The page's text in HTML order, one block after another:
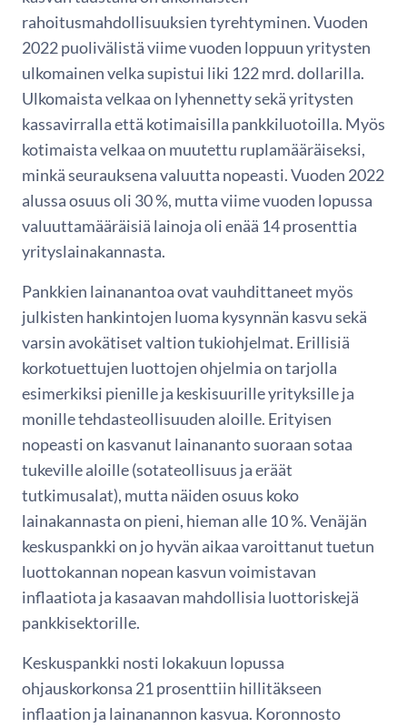
rahoitusmahdollisuuksien tyrehtyminen. Vuoden
2022 puolivälistä viime vuoden loppuun yritysten
ulkomainen velka supistui liki 122 mrd. dollarilla.
Ulkomaista velkaa on lyhennetty sekä yritysten
kassavirralla että kotimaisilla pankkiluotoilla. Myös
kotimaista velkaa on muutettu ruplamääräiseksi,
minkä seurauksena valuutta nopeasti. Vuoden 2022
alussa osuus oli 30 %, mutta viime vuoden lopussa
valuuttamääräisiä lainoja oli enää 14 prosenttia
yrityslainakannasta.
Pankkien lainanantoa ovat vauhdittaneet myös
julkisten hankintojen luoma kysynnän kasvu sekä
varsin avokätiset valtion tukiohjelmat. Erillisiä
korkotuettujen luottojen ohjelmia on tarjolla
esimerkiksi pienille ja keskisuurille yrityksille ja
monille tehdasteollisuuden aloille. Erityisen
nopeasti on kasvanut lainananto suoraan sotaa
tukeville aloille (sotateollisuus ja eräät
tutkimusalat), mutta näiden osuus koko
lainakannasta on pieni, hieman alle 10 %. Venäjän
keskuspankki on jo hyvän aikaa varoittanut tuetun
luottokannan nopean kasvun voimistavan
inflaatiota ja kasaavan mahdollisia luottoriskejä
pankkisektorille.
Keskuspankki nosti lokakuun lopussa
ohjauskorkonsa 21 prosenttiin hillitäkseen
inflaation ja lainanannon kasvua. Koronnosto